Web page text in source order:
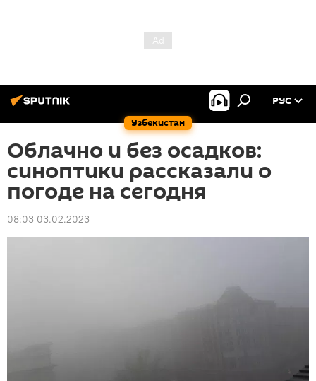
Узбекистан
РУС
Облачно и без осадков:
синоптики рассказали о
погоде на сегодня
08:03 03.02.2023